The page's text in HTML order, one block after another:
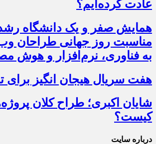
عادت کرده‌ایم؟
همایش صفر و یک دانشگاه
مناسبت روز جهانی طراحان
به فناوری، نرم‌افزار و هوش
هفت سریال هیجان انگیز برای
شایان اکبری؛ طراح کلان
کیست؟
درباره سایت